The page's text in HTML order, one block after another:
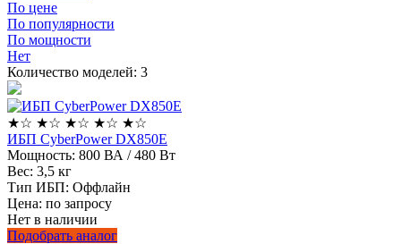
По цене
По популярности
По мощности
Нет
Количество моделей: 3
★☆ ★☆ ★☆ ★☆ ★☆
ИБП CyberPower DX850E
Мощность: 800 ВА / 480 Вт
Вес: 3,5 кг
Тип ИБП: Оффлайн
Цена: по запросу
Нет в наличии
Подобрать аналог